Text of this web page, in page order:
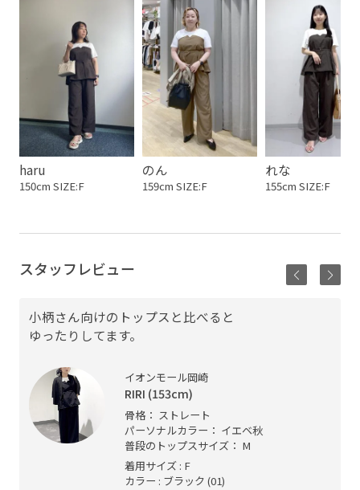
haru
150cm SIZE:F
のん
159cm SIZE:F
れな
155cm SIZE:F
スタッフレビュー
小柄さん向けのトップスと比べると
ゆったりしてます。
イオンモール岡崎
RIRI (153cm)
骨格： ストレート
パーソナルカラー： イエベ秋
普段のトップスサイズ： M
着用サイズ : F
カラー : ブラック (01)